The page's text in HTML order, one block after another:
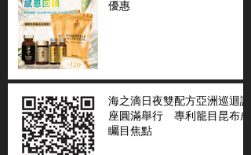
優惠
海之滴日夜雙配方亞洲巡迴講
座圓滿舉行 專利籠目昆布成
矚目焦點